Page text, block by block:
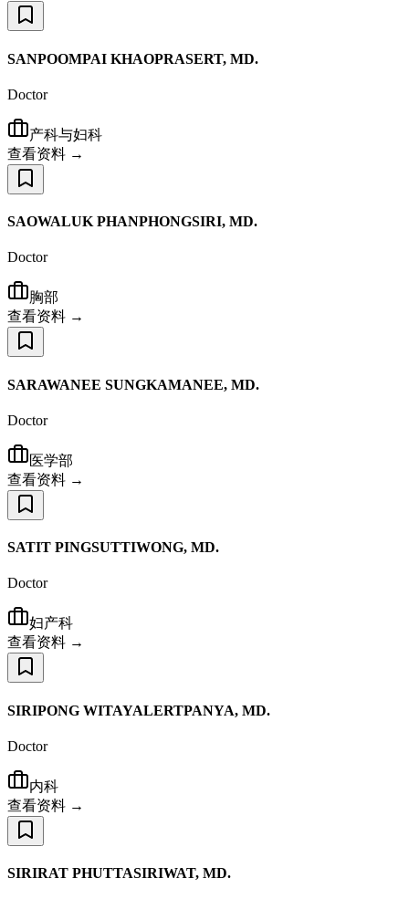
SANPOOMPAI KHAOPRASERT, MD.
Doctor
产科与妇科
查看资料 →
SAOWALUK PHANPHONGSIRI, MD.
Doctor
胸部
查看资料 →
SARAWANEE SUNGKAMANEE, MD.
Doctor
医学部
查看资料 →
SATIT PINGSUTTIWONG, MD.
Doctor
妇产科
查看资料 →
SIRIPONG WITAYALERTPANYA, MD.
Doctor
内科
查看资料 →
SIRIRAT PHUTTASIRIWAT, MD.